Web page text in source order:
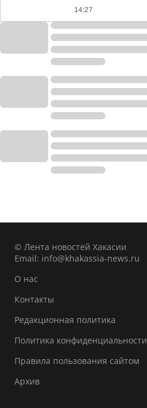
14:27
© Лента новостей Хакасии
Email: info@khakassia-news.ru
О нас
Контакты
Редакционная политика
Политика конфиденциальности
Правила пользования сайтом
Архив